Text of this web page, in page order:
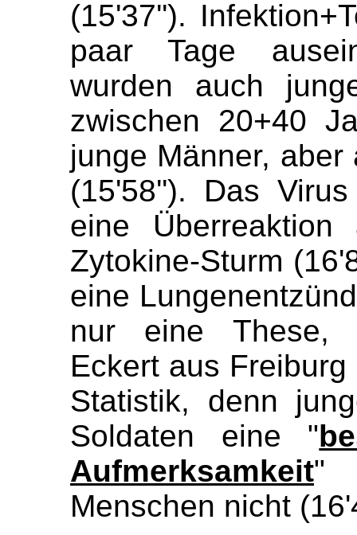
(15'37'').
paar Tage
wurden auch
zwischen 20+40
junge Männer,
(15'58''). Das Virus
eine Überreaktion
Zytokine-Sturm (
eine
nur eine These,
Eckert aus
Statistik, denn
Soldaten eine "
Aufmerksamkeit"
Menschen nicht (